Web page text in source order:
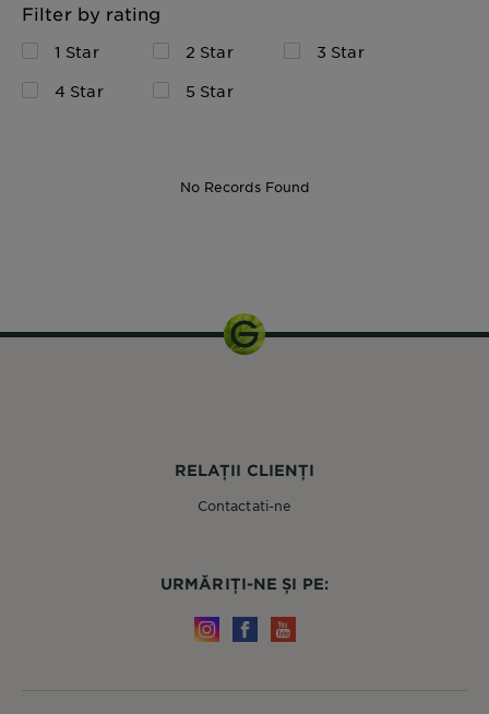
Filter by rating
1 Star 2 Star
3 Star
4 Star
5 Star
No Records Found
RELAȚII CLIENȚI
Contactati-ne
URMĂRIȚI-NE ȘI PE: